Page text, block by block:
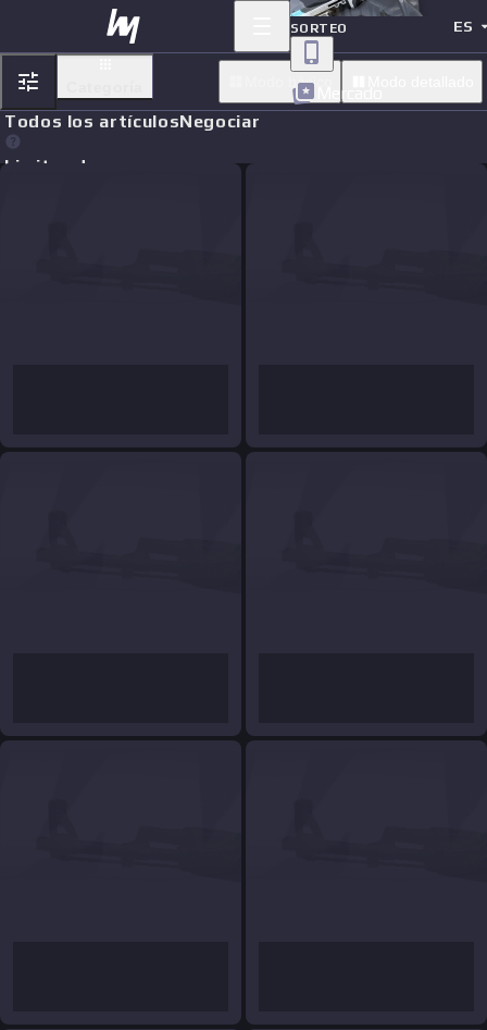
SORTEO
Mercado
ES
Modo básico
Todos los artículosNegociar
Limit orders